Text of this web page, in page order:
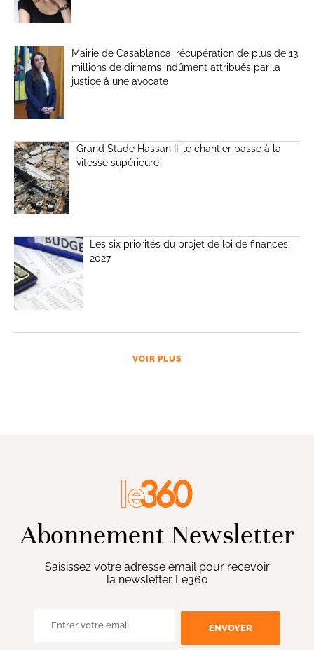
Mairie de Casablanca: récupération de plus de 13
millions de dirhams indûment attribués par la
justice à une avocate
Grand Stade Hassan II: le chantier passe à la
vitesse supérieure
Les six priorités du projet de loi de finances
2027
VOIR PLUS
Abonnement Newsletter
Saisissez votre adresse email pour recevoir
la newsletter Le360
ENVOYER